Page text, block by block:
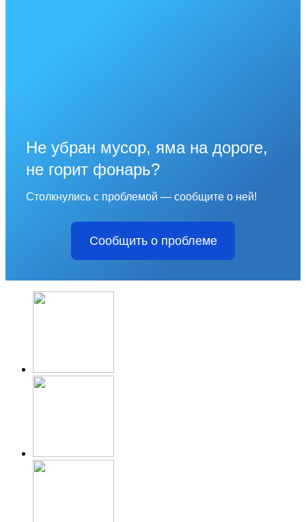
Не убран мусор, яма на дороге,
не горит фонарь?
Столкнулись с проблемой — сообщите о ней!
Сообщить о проблеме